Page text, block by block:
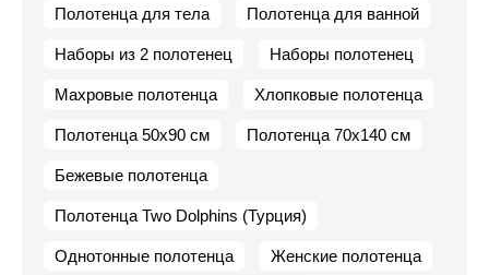
Полотенца для тела Полотенца для ванной
Наборы из 2 полотенец Наборы полотенец
Махровые полотенца Хлопковые полотенца
Полотенца 50х90 см Полотенца 70х140 см
Бежевые полотенца
Полотенца Two Dolphins (Турция)
Однотонные полотенца Женские полотенца